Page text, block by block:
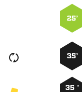
25’
35’
35 ’